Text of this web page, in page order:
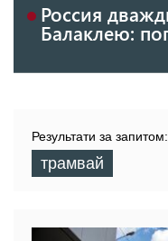
Россия
Балаклею:
Результати за запитом:
трамвай